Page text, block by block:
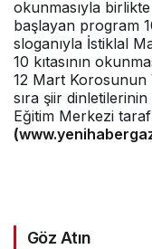
okunmasıyla
başlayan program
sloganıyla İstiklal
10 kıtasının
12 Mart Korosunun
sıra şiir
Eğitim Merkezi
(
Göz Atın